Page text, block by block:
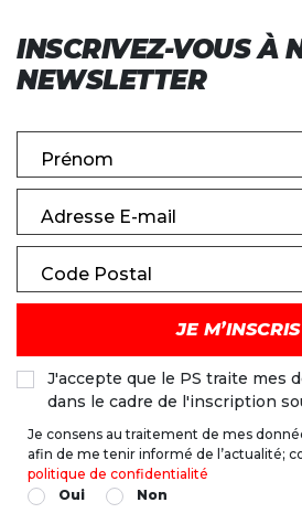
INSCRIVEZ-VOUS À
NEWSLETTER
Prénom
Adresse E-mail
Code Postal
J'accepte que le PS traite mes
dans le cadre de l'inscription
Je consens au traitement de mes
afin de me tenir informé de l’actualité;
politique de confidentialité
Oui
Non